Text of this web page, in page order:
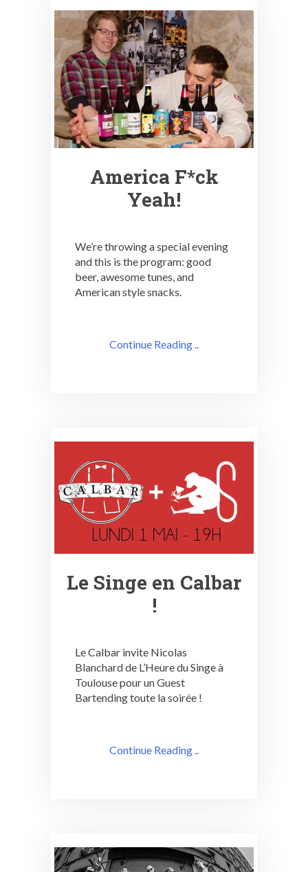
America F*ck
Yeah!
We’re throwing a special evening
and this is the program: good
beer, awesome tunes, and
American style snacks.
Continue Reading ..
Le Singe en Calbar
!
Le Calbar invite Nicolas
Blanchard de L’Heure du Singe à
Toulouse pour un Guest
Bartending toute la soirée !
Continue Reading ..